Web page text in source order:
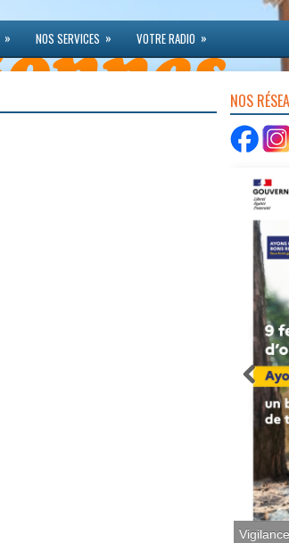
» NOS SERVICES » VOTRE RADIO »
NOS